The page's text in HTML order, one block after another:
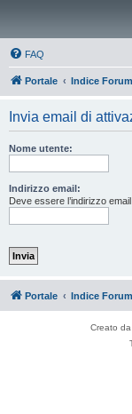
FAQ
Portale Indice Forum
Invia email di
Nome utente:
Indirizzo email:
Deve essere l’indirizzo
Portale Indice Forum
Creato da